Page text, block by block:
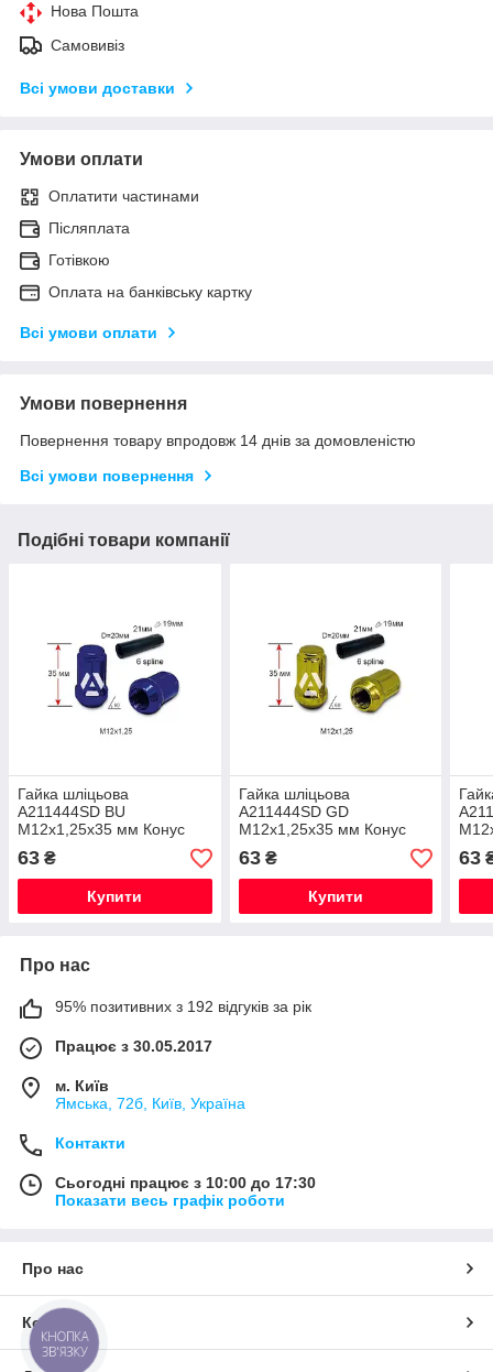
Нова Пошта
Самовивіз
Всі умови доставки
Умови оплати
Оплатити частинами
Післяплата
Готівкою
Оплата на банківську картку
Всі умови оплати
Умови повернення
Повернення товару впродовж 14 днів за домовленістю
Всі умови повернення
Подібні товари компанії
Гайка шліцьова
A211444SD BU
M12х1,25х35 мм Конус
Синій хром
63 ₴
Купити
Гайка шліцьова
A211444SD GD
M12х1,25х35 мм Конус
Золотий хром
63₴
Купити
63
Про нас
95% позитивних з 192 відгуків за рік
Працює з 30.05.2017
м. Київ
Ямська, 72б, Київ, Україна
Контакти
Сьогодні працює з 10:00 до 17:30
Показати весь графік роботи
Про нас
Контакти
КНОПКА
ЗВ'ЯЗКУ